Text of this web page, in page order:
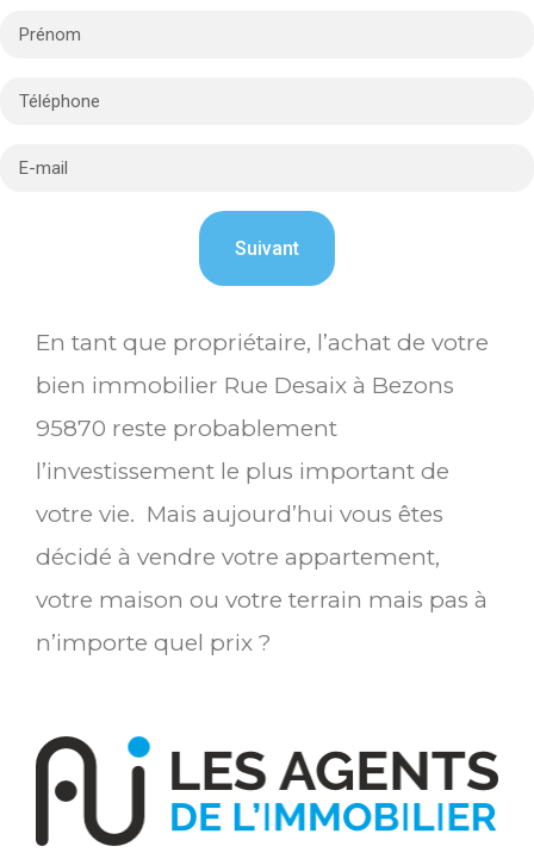
En tant que propriétaire, l’achat de votre
bien immobilier Rue Desaix à Bezons
95870 reste probablement
l’investissement le plus important de
votre vie. Mais aujourd’hui vous êtes
décidé à vendre votre appartement,
votre maison ou votre terrain mais pas à
n’importe quel prix ?